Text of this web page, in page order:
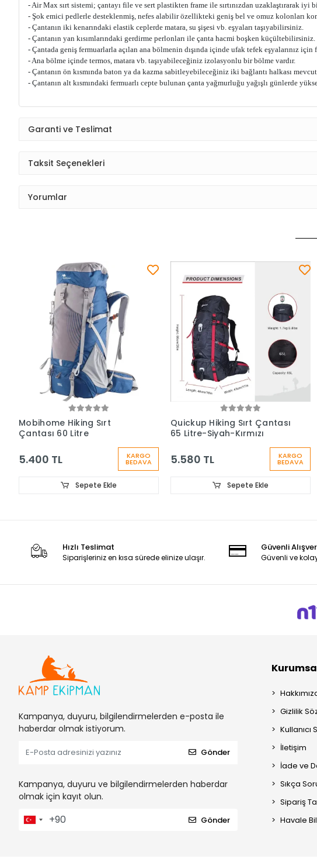
- Air Max sırt sistemi; çantayı file ve sert plastikten frame ile sırtınızdan uzaklaştırarak iyi
- Şok emici pedlerle desteklenmiş, nefes alabilir özellikteki geniş bel ve omuz kolonları
- Çantanın iki kenarındaki elastik ceplerde matara, su şişesi vb. eşyaları taşıyabilirsiniz.
- Çantanın yan kısımlarındaki gerdirme perlonları ile çanta hacmi boşken küçültebilirsiniz.
- Çantada geniş fermuarlarla açılan ana bölmenin dışında içinde ufak tefek eşyalarınız
- Ana bölme içinde termos, matara vb. taşıyabileceğiniz izolasyonlu bir bölme vardır.
- Çantanın ön kısmında baton ya da kazma sabitleyebileceğiniz iki bağlantı halkası
- Çantanın alt kısmındaki fermuarlı cepte bulunan çanta yağmurluğu yağışlı günlerde
Garanti ve Teslimat
Taksit Seçenekleri
Yorumlar
Mobihome Hiking Sırt
Çantası 60 Litre
5.400 TL KARGO
BEDAVA
Sepete Ekle
Quickup Hiking Sırt Çantası
65 Litre-Siyah-Kırmızı
5.580 TL KARGO
BEDAVA
Sepete Ekle
Hızlı Teslimat
Siparişleriniz en kısa sürede elinize ulaşır.
Güvenli
Güvenli ve
Kampanya, duyuru, bilgilendirmelerden e-posta ile
haberdar olmak istiyorum.
Gönder
Kampanya, duyuru ve bilgilendirmelerden haberdar
olmak için kayıt olun.
Gönder
Gizlilik
Kullanıcı
İletişim
İade ve
Sıkça
Sipariş
Havale